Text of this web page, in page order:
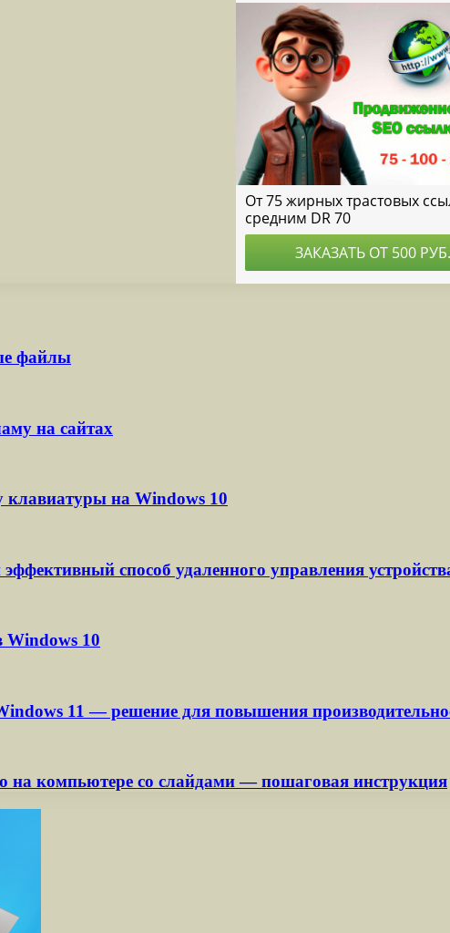
файлы
на сайтах
клавиатуры на Windows 10
способ удаленного управления
Windows 10
11 — решение для повышения
на компьютере со слайдами — пошаговая инструкция